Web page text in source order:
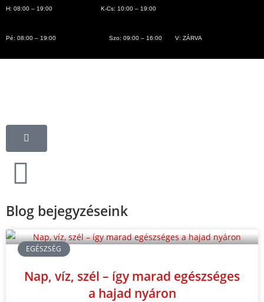
H: 08:00 – 19:00 K-Cs: 10:00 – 19:00
Pé: 08:00 – 19:00 Szo: 09:00 – 16:00 V: ZÁRVA
Blog
Blog bejegyzéseink
EGÉSZSÉG
Nap, víz, szél – így marad egészséges
a hajad nyáron